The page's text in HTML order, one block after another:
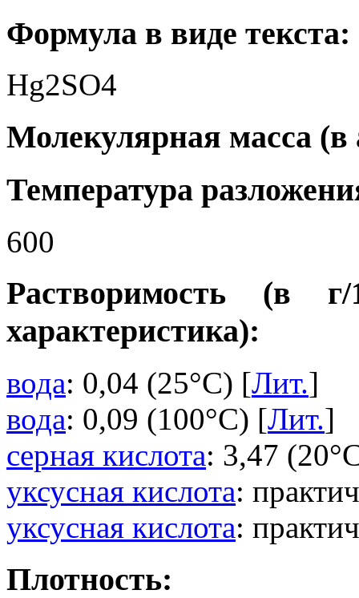
Формула в виде текста:
Hg2SO4
Молекулярная масса (в
Температура
600
Растворимость (в
характеристика):
вода: 0,04 (25°C) [Лит.]
вода: 0,09 (100°C) [Лит.]
серная кислота: 3,47
уксусная кислота:
уксусная кислота:
Плотность: